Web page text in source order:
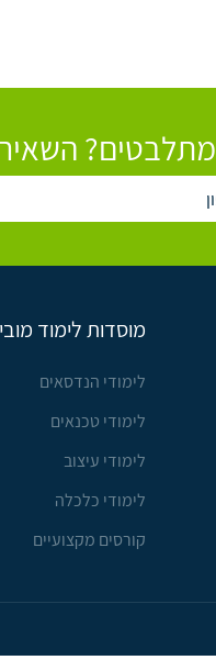
מתלבטים?
מוסדות לימוד
לימודי הנדסאים
לימודי טכנאים
לימודי עיצוב
לימודי כלכלה
קורסים מקצועיים